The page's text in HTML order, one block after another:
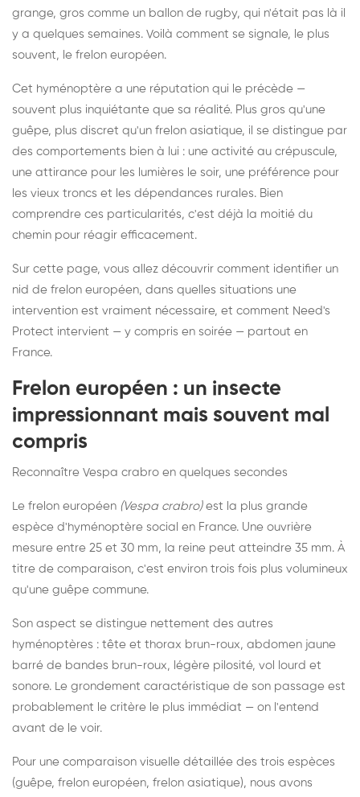
grange, gros comme un ballon de rugby, qui n'était pas là il
y a quelques semaines. Voilà comment se signale, le plus
souvent, le frelon européen.
Cet hyménoptère a une réputation qui le précède —
souvent plus inquiétante que sa réalité. Plus gros qu'une
guêpe, plus discret qu'un frelon asiatique, il se distingue par
des comportements bien à lui : une activité au crépuscule,
une attirance pour les lumières le soir, une préférence pour
les vieux troncs et les dépendances rurales. Bien
comprendre ces particularités, c'est déjà la moitié du
chemin pour réagir efficacement.
Sur cette page, vous allez découvrir comment identifier un
nid de frelon européen, dans quelles situations une
intervention est vraiment nécessaire, et comment Need's
Protect intervient — y compris en soirée — partout en
France.
Frelon européen : un insecte
impressionnant mais souvent mal
compris
Reconnaître Vespa crabro en quelques secondes
Le frelon européen (Vespa crabro)est la plus grande
espèce d'hyménoptère social en France. Une ouvrière
mesure entre 25 et 30 mm, la reine peut atteindre 35 mm. À
titre de comparaison, c'est environ trois fois plus volumineux
qu'une guêpe commune.
Son aspect se distingue nettement des autres
hyménoptères : tête et thorax brun-roux, abdomen jaune
barré de bandes brun-roux, légère pilosité, vol lourd et
sonore. Le grondement caractéristique de son passage est
probablement le critère le plus immédiat — on l'entend
avant de le voir.
Pour une comparaison visuelle détaillée des trois espèces
(guêpe, frelon européen, frelon asiatique), nous avons